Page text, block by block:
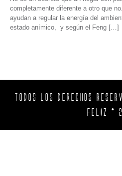
completamente diferente a otro que
ayudan a regular la energía del
estado anímico, y según el Feng […]
TODOS LOS DERECHOS
FELIZ ©